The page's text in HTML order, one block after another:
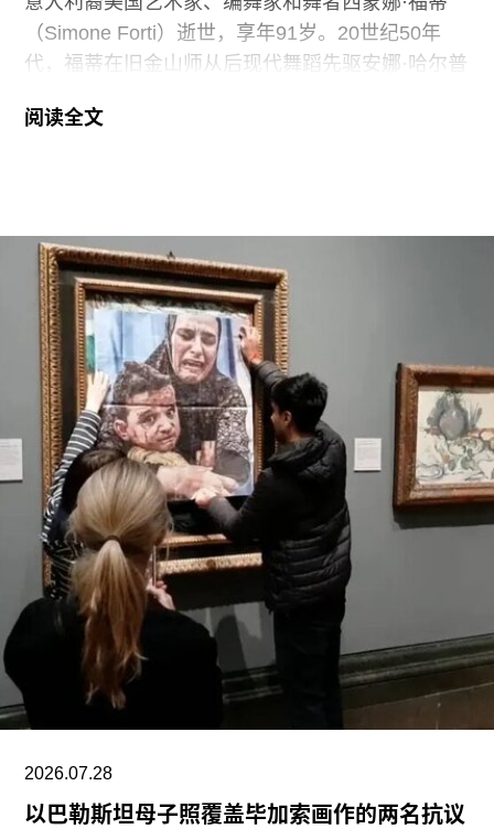
（Simone Forti）逝世，享年91岁。20世纪50年
代，福蒂在旧金山师从后现代舞蹈先驱安娜·哈尔普
品系列“舞蹈构造”（Dance Constructions）迅速崭
顿（Steve Paxton）产生了深远影响，促使两人共
同创立了贾德森舞蹈剧院（Judson Dance
Theater），其成员在此后十年间重塑了现代舞的
发展轨迹。多年后，帕克斯顿曾写道：“福蒂这组激
进的作品，就像一颗投入平静池塘中的石子，激起
的涟漪不断向外扩散。”
福蒂于1935年3月25日出生于意大利佛罗伦萨的一
个犹太家庭。三年后，当法西斯领导人贝尼托·墨索
里尼（Benito Mussolini）开始剥夺意大利犹太人的
公民身份时，福蒂全家逃往美国，最终定居洛杉
矶。她曾进入俄勒冈州波特兰的里德学院（Reed
College）就读，但中途退学，并与当时的伴侣、观
念艺术家罗伯特·莫里斯（Robert Morris）搬到旧金
山。在那里，她先后于哈尔普林-拉思罗普学校
（Halprin-Lathrop School）和马林舞蹈工作室
（Dance Workshop of
阅读全文
2026.07.28
以巴勒斯坦母子照覆盖毕加索画作的两名抗议